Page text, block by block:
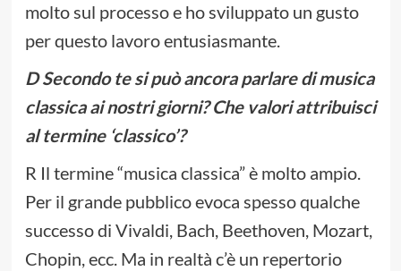
molto sul processo e ho sviluppato un gusto
per questo lavoro entusiasmante.
D Secondo te si può ancora parlare di musica
classica ai nostri giorni? Che valori attribuisci
al termine ‘classico’?
R Il termine “musica classica” è molto ampio.
Per il grande pubblico evoca spesso qualche
successo di Vivaldi, Bach, Beethoven, Mozart,
Chopin, ecc. Ma in realtà c’è un repertorio